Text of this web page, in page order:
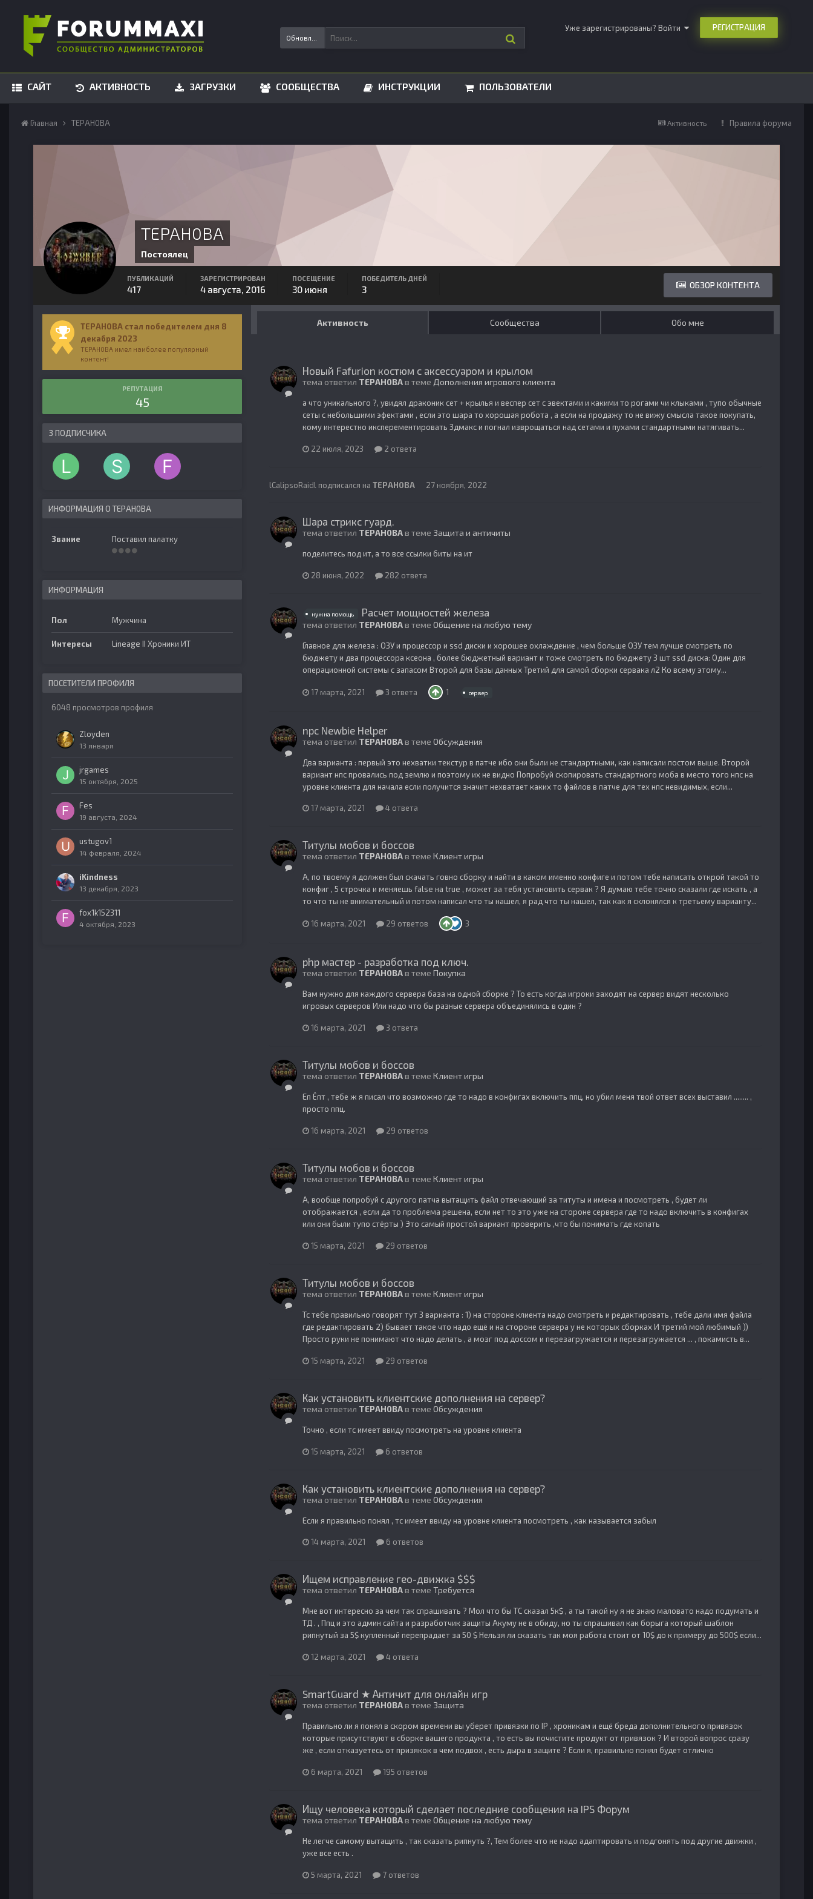
Уже зарегистрированы? Войти РЕГИСТРАЦИЯ
САЙТ АКТИВНОСТЬ ЗАГРУЗКИ СООБЩЕСТВА ИНСТРУКЦИИ ПОЛЬЗОВАТЕЛИ
Активность Правила форума
Главная TEPAH0BA
TEPAH0BA
Постоялец
ОБЗОР КОНТЕНТА
ПУБЛИКАЦИЙ
417
ЗАРЕГИСТРИРОВАН
4 августа, 2016
ПОСЕЩЕНИЕ
30 июня
ПОБЕДИТЕЛЬ ДНЕЙ
3
TEPAH0BA стал победителем дня 8
декабря 2023
TEPAH0BA имел наиболее популярный
контент!
РЕПУТАЦИЯ
45
3 ПОДПИСЧИКА
ИНФОРМАЦИЯ О TEPAH0BA
Звание Поставил палатку
ИНФОРМАЦИЯ
Пол Мужчина
Интересы Lineage II Хроники ИТ
ПОСЕТИТЕЛИ ПРОФИЛЯ
6048 просмотров профиля
Zloyden
13 января
jrgames
15 октября, 2025
Fes
19 августа, 2024
ustugov1
14 февраля, 2024
iKindness
13 декабря, 2023
fox1k152311
4 октября, 2023
Активность Сообщества Обо мне
Новый Fafurion костюм с аксессуаром и крылом
тема ответил TEPAH0BAв теме Дополнения игрового клиента
а что уникального ?, увидял драконик сет + крылья и веспер сет с эвектами и какими то рогами чи клыками , тупо обычные
сеты с небольшими эфектами , если это шара то хорошая робота , а если на продажу то не вижу смысла такое покупать,
кому интерестно иксперементировать 3дмакс и погнал изврощаться над сетами и пухами стандартными натягивать...
22 июля, 2023 2 ответа
lCalipsoRaidl подписался на TEPAH0BA 27 ноября, 2022
Шара стрикс гуард.
тема ответил TEPAH0BAв теме Защита и античиты
поделитесь под ит, а то все ссылки биты на ит
28 июня, 2022 282 ответа
нужна помощь Расчет мощностей железа
тема ответил TEPAH0BAв теме Общение на любую тему
Главное для железа : ОЗУ и процессор и ssd диски и хорошее охлаждение , чем больше ОЗУ тем лучше смотреть по
бюджету и два процессора ксеона , более бюджетный вариант и тоже смотреть по бюджету 3 шт ssd диска: Один для
операционной системы с запасом Второй для базы данных Третий для самой сборки сервака л2 Ко всему этому...
17 марта, 2021 3 ответа 1 сервер
npc Newbie Helper
тема ответил TEPAH0BAв теме Обсуждения
Два варианта : первый это нехватки текстур в патче ибо они были не стандартными, как написали постом выше. Второй
вариант нпс провались под землю и поэтому их не видно Попробуй скопировать стандартного моба в место того нпс на
уровне клиента для начала если получится значит нехватает каких то файлов в патче для тех нпс невидимых, если...
17 марта, 2021 4 ответа
Титулы мобов и боссов
тема ответил TEPAH0BAв теме Клиент игры
А, по твоему я должен был скачать говно сборку и найти в каком именно конфиге и потом тебе написать открой такой то
конфиг , 5 строчка и меняешь false на true , может за тебя установить сервак ? Я думаю тебе точно сказали где искать , а
то что ты не внимательный и потом написал что ты нашел, я рад что ты нашел, так как я склонялся к третьему варианту...
16 марта, 2021 29 ответов 3
php мастер - разработка под ключ.
тема ответил TEPAH0BAв теме Покупка
Вам нужно для каждого сервера база на одной сборке ? То есть когда игроки заходят на сервер видят несколько
игровых серверов Или надо что бы разные сервера объединялись в один ?
16 марта, 2021 3 ответа
Титулы мобов и боссов
тема ответил TEPAH0BAв теме Клиент игры
Еп Ёпт , тебе ж я писал что возможно где то надо в конфигах включить ппц, но убил меня твой ответ всех выставил ........ ,
просто ппц.
16 марта, 2021 29 ответов
Титулы мобов и боссов
тема ответил TEPAH0BAв теме Клиент игры
А, вообще попробуй с другого патча вытащить файл отвечающий за титуты и имена и посмотреть , будет ли
отображается , если да то проблема решена, если нет то это уже на стороне сервера где то надо включить в конфигах
или они были тупо стёрты ) Это самый простой вариант проверить ,что бы понимать где копать
15 марта, 2021 29 ответов
Титулы мобов и боссов
тема ответил TEPAH0BAв теме Клиент игры
Тс тебе правильно говорят тут 3 варианта : 1) на стороне клиента надо смотреть и редактировать , тебе дали имя файла
где редактировать 2) бывает такое что надо ещё и на стороне сервера у не которых сборках И третий мой любимый ))
Просто руки не понимают что надо делать , а мозг под доссом и перезагружается и перезагружается ... , покамисть в...
15 марта, 2021 29 ответов
Как установить клиентские дополнения на сервер?
тема ответил TEPAH0BAв теме Обсуждения
Точно , если тс имеет ввиду посмотреть на уровне клиента
15 марта, 2021 6 ответов
Как установить клиентские дополнения на сервер?
тема ответил TEPAH0BAв теме Обсуждения
Если я правильно понял , тс имеет ввиду на уровне клиента посмотреть , как называется забыл
14 марта, 2021 6 ответов
Ищем исправление гео-движка $$$
тема ответил TEPAH0BAв теме Требуется
Мне вот интересно за чем так спрашивать ? Мол что бы ТС сказал 5к$ , а ты такой ну я не знаю маловато надо подумать и
ТД . , Ппц и это админ сайта и разработчик защиты Акуму не в обиду, но ты спрашивал как борыга который шаблон
рипнутый за 5$ купленный перепрадает за 50 $ Нельзя ли сказать так моя работа стоит от 10$ до к примеру до 500$ если...
12 марта, 2021 4 ответа
SmartGuard ★ Античит для онлайн игр
тема ответил TEPAH0BAв теме Защита
Правильно ли я понял в скором времени вы уберет привязки по IP , хроникам и ещё бреда дополнительного привязок
которые присутствуют в сборке вашего продукта , то есть вы почистите продукт от привязок ? И второй вопрос сразу
же , если отказуетесь от призякок в чем подвох , есть дыра в защите ? Если я, правильно понял будет отлично
6 марта, 2021 195 ответов
Ищу человека который сделает последние сообщения на IPS Форум
тема ответил TEPAH0BAв теме Общение на любую тему
Не легче самому вытащить , так сказать рипнуть ?, Тем более что не надо адаптировать и подгонять под другие движки ,
уже все есть .
5 марта, 2021 7 ответов